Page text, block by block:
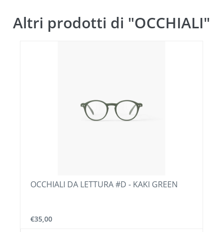
Altri prodotti di "OCCHIALI"
OCCHIALI DA LETTURA #D - KAKI GREEN
€35,00